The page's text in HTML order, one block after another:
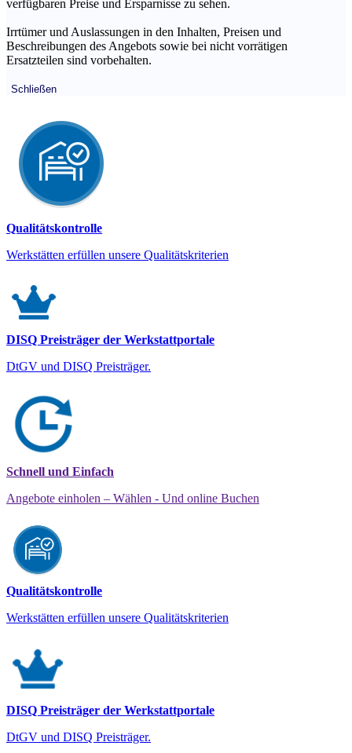
verfügbaren Preise und Ersparnisse zu sehen.
Irrtümer und Auslassungen in den Inhalten, Preisen und
Beschreibungen des Angebots sowie bei nicht vorrätigen
Ersatzteilen sind vorbehalten.
Schließen
Qualitätskontrolle
Werkstätten erfüllen unsere Qualitätskriterien
DISQ Preisträger der Werkstattportale
DtGV und DISQ Preisträger.
Schnell und Einfach
Angebote einholen – Wählen - Und online Buchen
Qualitätskontrolle
Werkstätten erfüllen unsere Qualitätskriterien
DISQ Preisträger der Werkstattportale
DtGV und DISQ Preisträger.